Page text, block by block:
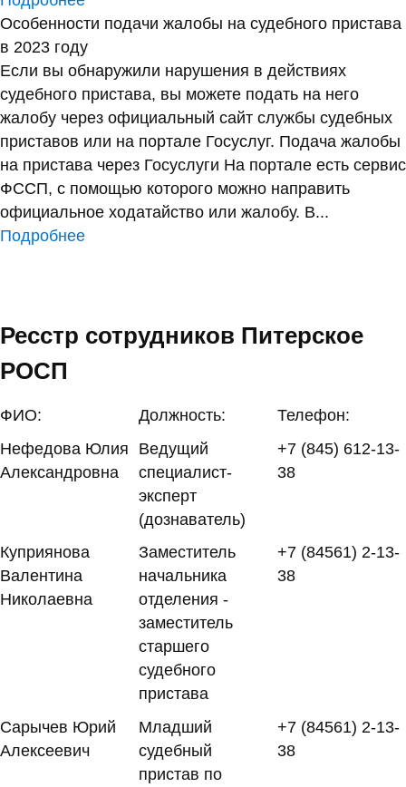
Особенности подачи жалобы на судебного пристава
в 2023 году
Если вы обнаружили нарушения в действиях
судебного пристава, вы можете подать на него
жалобу через официальный сайт службы судебных
приставов или на портале Госуслуг. Подача жалобы
на пристава через Госуслуги На портале есть сервис
ФССП, с помощью которого можно направить
официальное ходатайство или жалобу. В...
Подробнее
Ресстр сотрудников Питерское
РОСП
ФИО: Должность:
Телефон:
Нефедова Юлия
Александровна
Ведущий
специалист-
эксперт
(дознаватель)
+7 (845) 612-13-
38
Куприянова
Валентина
Николаевна
Заместитель
начальника
отделения -
заместитель
старшего
судебного
пристава
+7 (84561) 2-13-
38
Сарычев Юрий
Алексеевич
Младший
судебный
пристав по
+7 (84561) 2-13-
38